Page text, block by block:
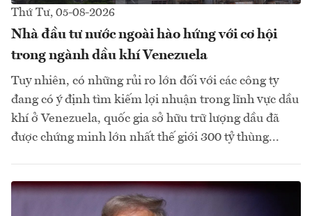
Thứ Tư, 05-08-2026
Nhà đầu tư nước ngoài hào hứng với cơ hội
trong ngành dầu khí Venezuela
Tuy nhiên, có những rủi ro lớn đối với các công ty
đang có ý định tìm kiếm lợi nhuận trong lĩnh vực dầu
khí ở Venezuela, quốc gia sở hữu trữ lượng dầu đã
được chứng minh lớn nhất thế giới 300 tỷ thùng...